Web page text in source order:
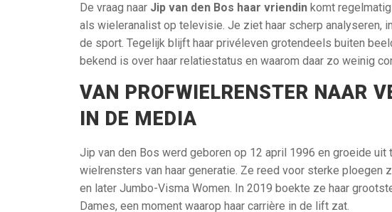
De vraag naar Jip van den Bos haar vriendin komt
als wieleranalist op televisie. Je ziet haar scherp analyseren,
de sport. Tegelijk blijft haar privéleven grotendeels buiten
bekend is over haar relatie­status en waarom daar zo weinig
VAN PROFWIELRENSTER NAAR
IN DE MEDIA
Jip van den Bos werd geboren op 12 april 1996 en groeide
wielrensters van haar generatie. Ze reed voor sterke ploegen
en later Jumbo-Visma Women. In 2019 boekte ze haar
Dames, een moment waarop haar carrière in de lift zat.